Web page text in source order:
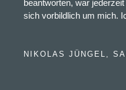
beantworten, war
sich vorbildlich um mich.
NIKOLAS JÜNGEL,